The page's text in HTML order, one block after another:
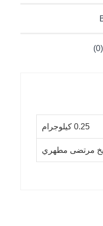
0.25 كيلوجرام
مرتضى مطهري